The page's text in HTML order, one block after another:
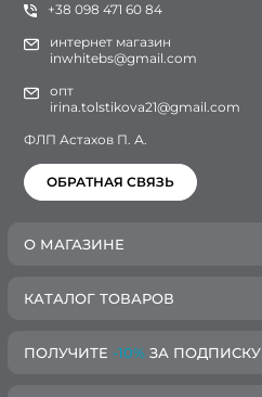
+38 098 471 60 84
интернет магазин
inwhitebs@gmail.com
опт
irina.tolstikova21@gmail.com
ФЛП Астахов П. А.
ОБРАТНАЯ СВЯЗЬ
О МАГАЗИНЕ
КАТАЛОГ ТОВАРОВ
ПОЛУЧИТЕ -10% ЗА ПОДПИСКУ